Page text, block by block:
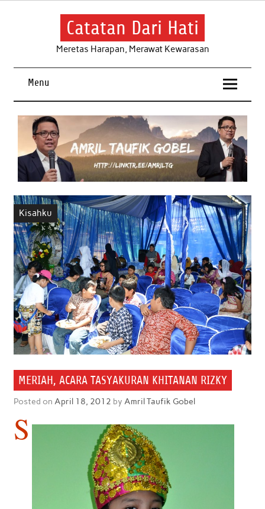
Skip
Catatan Dari Hati
Meretas Harapan, Merawat Kewarasan
Menu
Kisahku
MERIAH, ACARA TASYAKURAN KHITANAN RIZKY
Posted on April 18, 2012 by Amril Taufik Gobel
S